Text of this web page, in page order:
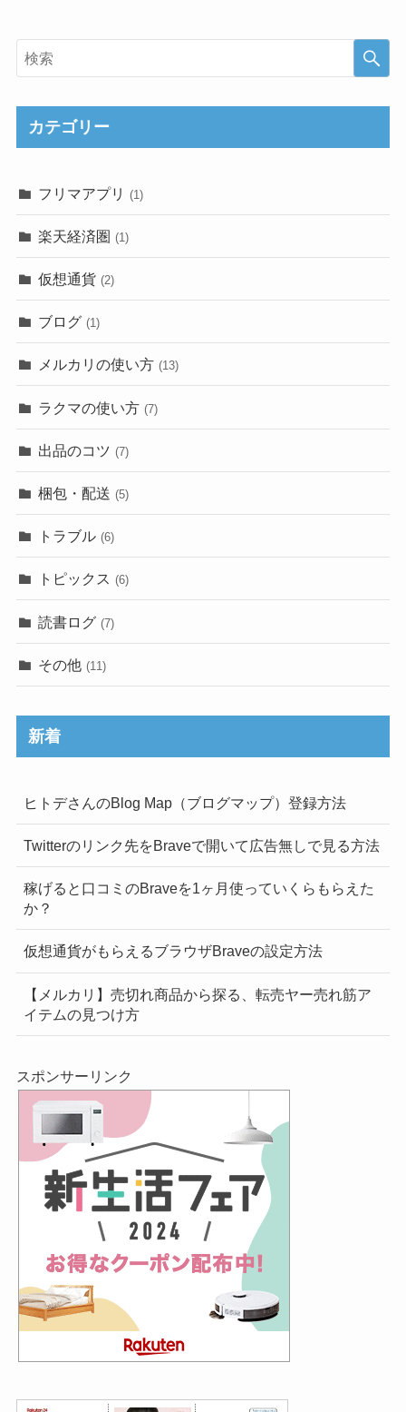
カテゴリー
フリマアプリ (1)
楽天経済圏 (1)
仮想通貨 (2)
ブログ (1)
メルカリの使い方 (13)
ラクマの使い方 (7)
出品のコツ (7)
梱包・配送 (5)
トラブル (6)
トピックス (6)
読書ログ (7)
その他 (11)
新着
ヒトデさんのBlog Map（ブログマップ）登録方法
Twitterのリンク先をBraveで開いて広告無しで見る方法
稼げると口コミのBraveを1ヶ月使っていくらもらえた
か？
仮想通貨がもらえるブラウザBraveの設定方法
【メルカリ】売切れ商品から探る、転売ヤー売れ筋ア
イテムの見つけ方
スポンサーリンク